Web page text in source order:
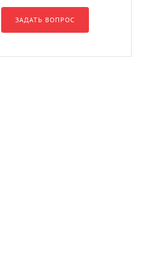
ЗАДАТЬ ВОПРОС